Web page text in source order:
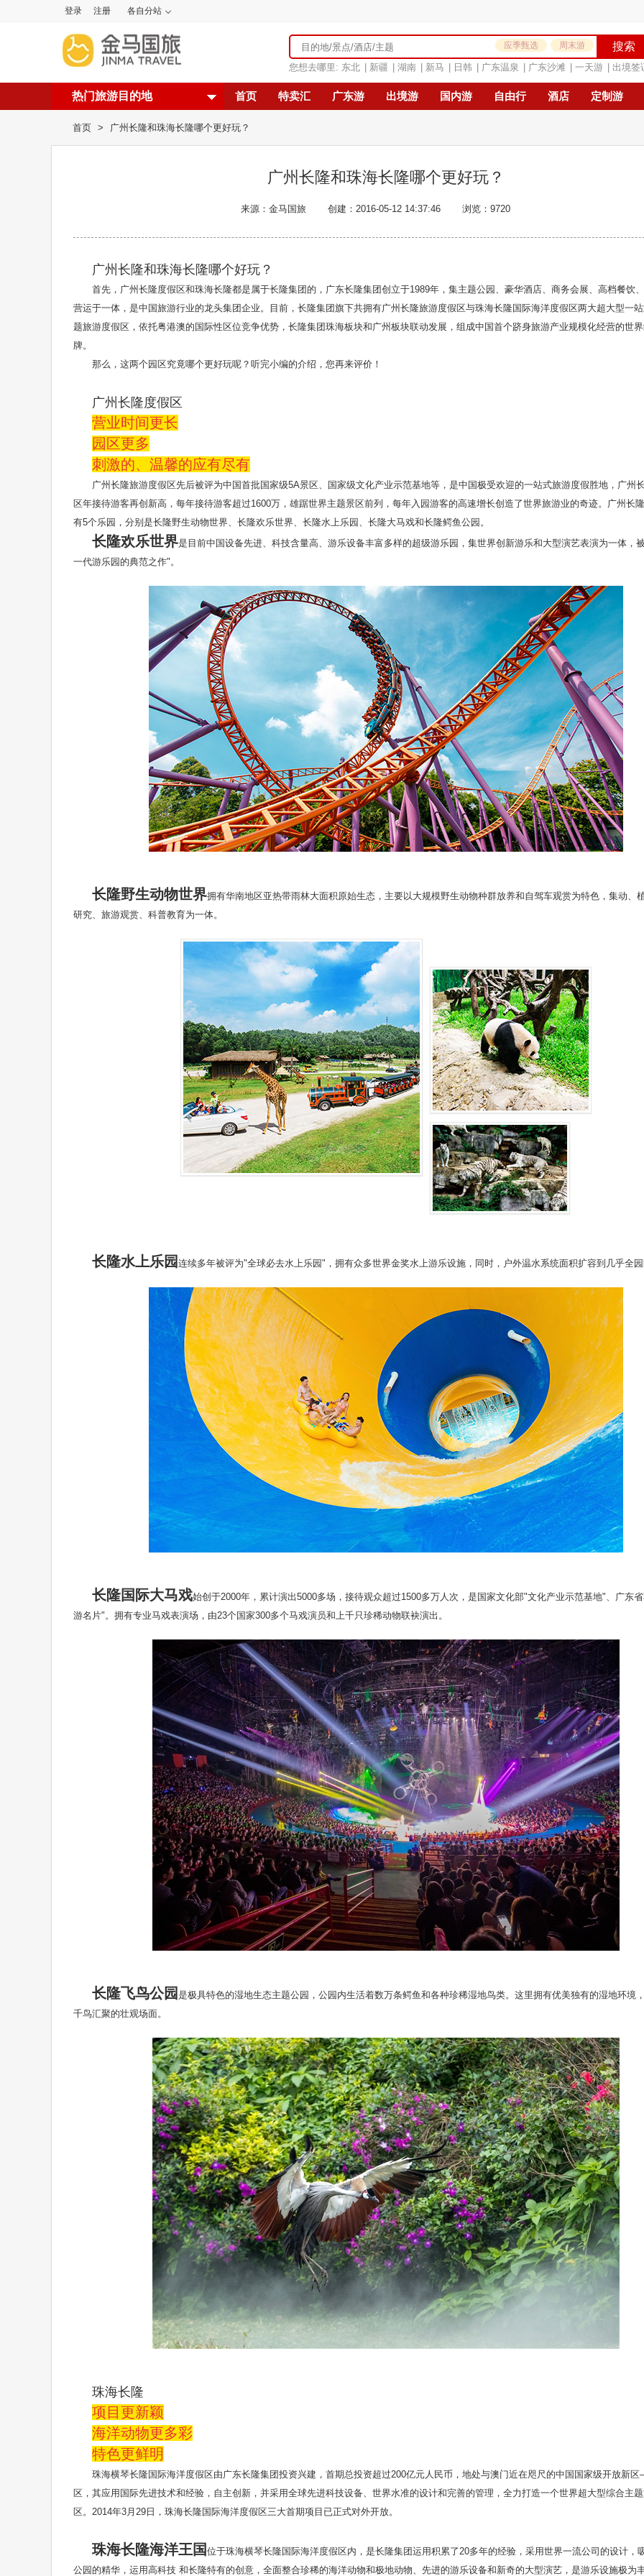
登录 注册 各自分站
应季甄选 周末游 搜索
您想去哪里: 东北 新疆 湖南 新马 日韩 广东温泉 广东沙滩 一天游 出境签
热门旅游目的地 首页 特卖汇 广东游 出境游 国内游 自由行 酒店 定制游
首页 > 广州长隆和珠海长隆哪个更好玩？
广州长隆和珠海长隆哪个更好玩？
来源：金马国旅 创建：2016-05-12 14:37:46 浏览：9720
广州长隆和珠海长隆哪个好玩？
首先，广州长隆度假区和珠海长隆都是属于长隆集团的，广东长隆集团创立于1989年，集主题公园、豪华酒店、商务会展、高档餐饮
营运于一体，是中国旅游行业的龙头集团企业。目前，长隆集团旗下共拥有广州长隆旅游度假区与珠海长隆国际海洋度假区两大超大型一
题旅游度假区，依托粤港澳的国际性区位竞争优势，长隆集团珠海板块和广州板块联动发展，组成中国首个跻身旅游产业规模化经营的世
牌。
那么，这两个园区究竟哪个更好玩呢？听完小编的介绍，您再来评价！
广州长隆度假区
营业时间更长
园区更多
刺激的、温馨的应有尽有
广州长隆旅游度假区先后被评为中国首批国家级5A景区、国家级文化产业示范基地等，是中国极受欢迎的一站式旅游度假胜地，广州
区年接待游客再创新高，每年接待游客超过1600万，雄踞世界主题景区前列，每年入园游客的高速增长创造了世界旅游业的奇迹。广州长
有5个乐园，分别是长隆野生动物世界、长隆欢乐世界、长隆水上乐园、长隆大马戏和长隆鳄鱼公园。
长隆欢乐世界是目前中国设备先进、科技含量高、游乐设备丰富多样的超级游乐园，集世界创新游乐和大型演艺表演为一体，
一代游乐园的典范之作"。
长隆野生动物世界拥有华南地区亚热带雨林大面积原始生态，主要以大规模野生动物种群放养和自驾车观赏为特色，集动、
研究、旅游观赏、科普教育为一体。
长隆水上乐园 连续多年被评为"全球必去水上乐园"，拥有众多世界金奖水上游乐设施，同时，户外温水系统面积扩容到几乎全
长隆国际大马戏始创于2000年，累计演出5000多场，接待观众超过1500多万人次，是国家文化部"文化产业示范基地"、广东
游名片"。拥有专业马戏表演场，由23个国家300多个马戏演员和上千只珍稀动物联袂演出。
长隆飞鸟公园 是极具特色的湿地生态主题公园，公园内生活着数万条鳄鱼和各种珍稀湿地鸟类。这里拥有优美独有的湿地环境
千鸟汇聚的壮观场面。
珠海长隆
项目更新颖
海洋动物更多彩
特色更鲜明
珠海横琴长隆国际海洋度假区由广东长隆集团投资兴建，首期总投资超过200亿元人民币，地处与澳门近在咫尺的中国国家级开放新
区，其应用国际先进技术和经验，自主创新，并采用全球先进科技设备、世界水准的设计和完善的管理，全力打造一个世界超大型综合主
区。2014年3月29日，珠海长隆国际海洋度假区三大首期项目已正式对外开放。
珠海长隆海洋王国 位于珠海横琴长隆国际海洋度假区内，是长隆集团运用积累了20多年的经验，采用世界一流公司的设计，
公园的精华，运用高科技 和长隆特有的创意，全面整合珍稀的海洋动物和极地动物、先进的游乐设备和新奇的大型演艺，是游乐设施极为